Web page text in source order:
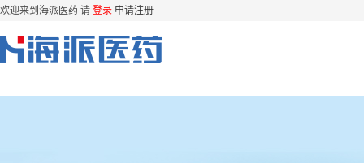
欢迎来到海派医药 请 登录 申请注册